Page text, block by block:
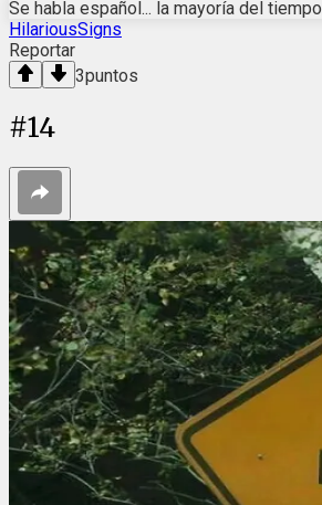
Se habla español... la mayoría del tiempo
HilariousSigns
Reportar
3puntos
#14